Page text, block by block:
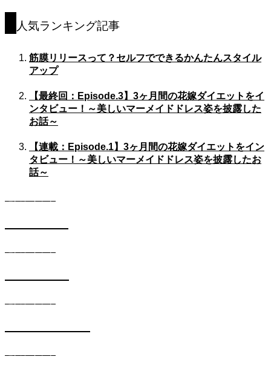
人気ランキング記事
筋膜リリースって？セルフでできるかんたんスタイル
アップ
【最終回：Episode.3】3ヶ月間の花嫁ダイエットをイ
ンタビュー！～美しいマーメイドドレス姿を披露した
お話～
【連載：Episode.1】3ヶ月間の花嫁ダイエットをイン
タビュー！～美しいマーメイドドレス姿を披露したお
話～